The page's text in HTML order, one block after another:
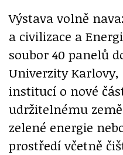
Výstava volně
a civilizace a
soubor 40 panelů
Univerzity Karlovy,
institucí o nové
udržitelnému
zelené energie
prostředí včetně